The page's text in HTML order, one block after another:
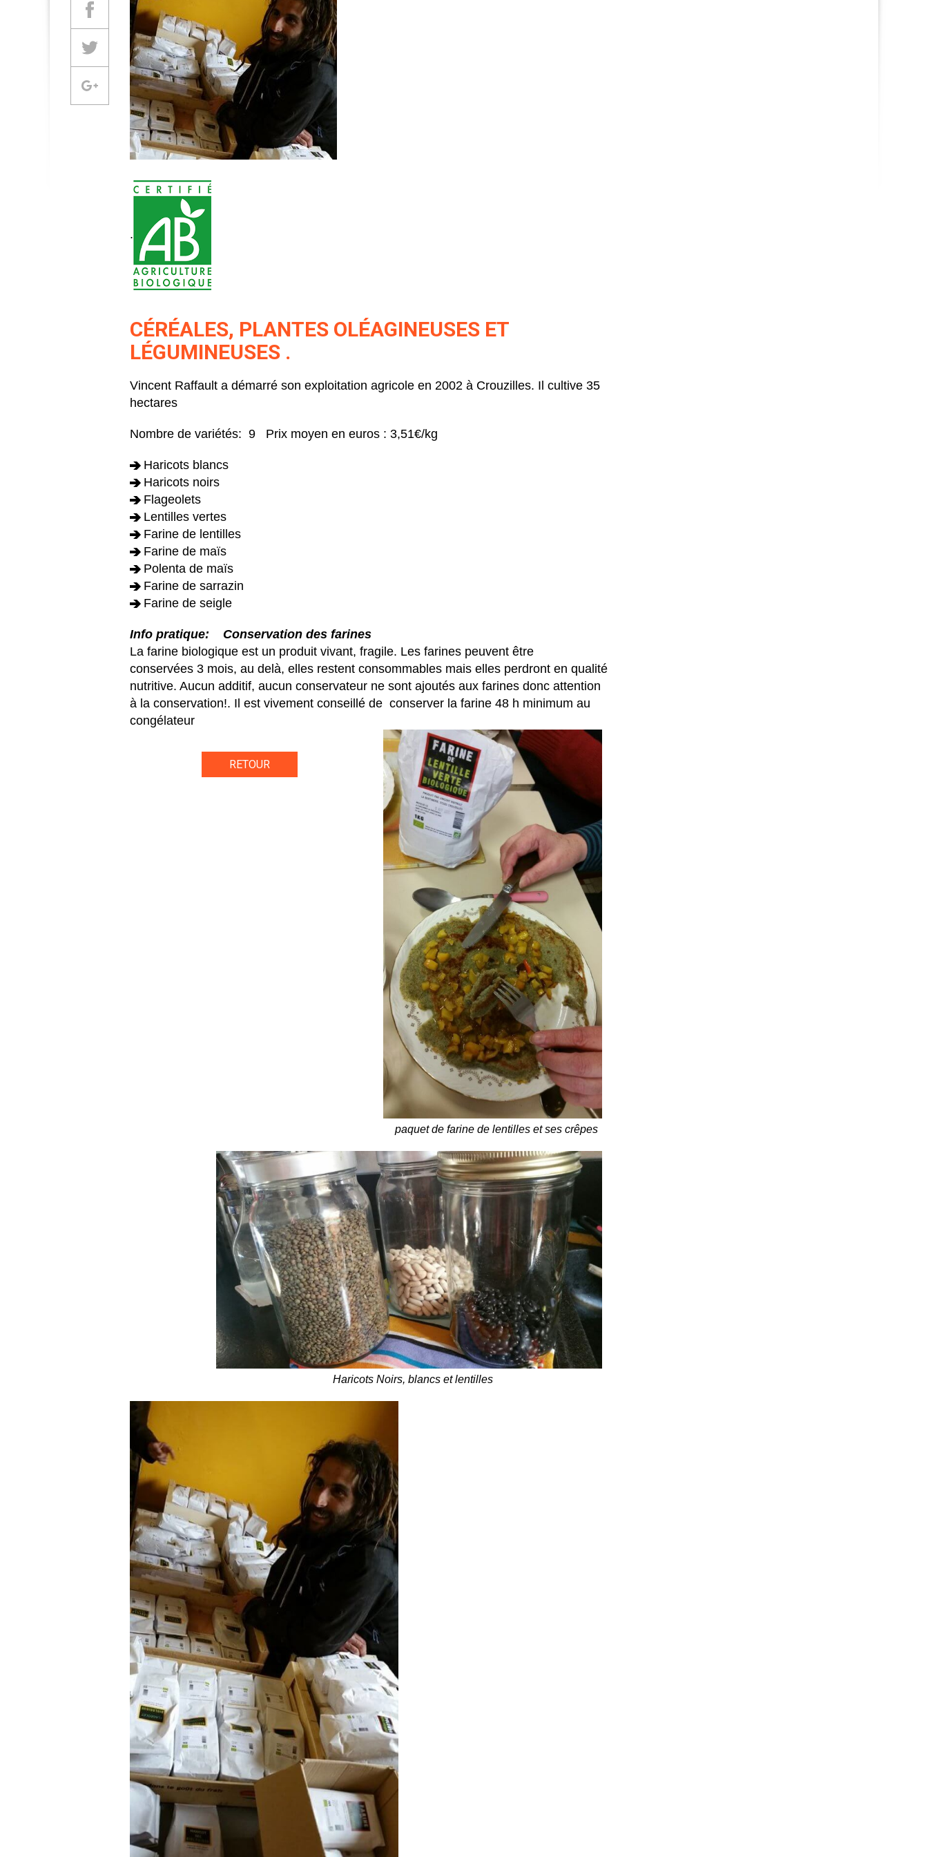
.
CÉRÉALES, PLANTES OLÉAGINEUSES ET
LÉGUMINEUSES .
Vincent Raffault a démarré son exploitation agricole en 2002 à Crouzilles. Il cultive 35
hectares
Nombre de variétés: 9 Prix moyen en euros : 3,51€/kg
Haricots blancs
Haricots noirs
Flageolets
Lentilles vertes
Farine de lentilles
Farine de maïs
Polenta de maïs
Farine de sarrazin
Farine de seigle
Info pratique: Conservation des farines
La farine biologique est un produit vivant, fragile. Les farines peuvent être
conservées 3 mois, au delà, elles restent consommables mais elles perdront en qualité
nutritive. Aucun additif, aucun conservateur ne sont ajoutés aux farines donc attention
à la conservation!. Il est vivement conseillé de conserver la farine 48 h minimum au
congélateur
paquet de farine de lentilles et ses crêpes
Haricots Noirs, blancs et lentilles
RETOUR
Partager sur Facebook
Partager sur Twitter
Partager sur Google +